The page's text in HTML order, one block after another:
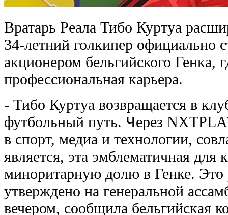
Вратарь Реала Тибо Куртуа
34-летний голкипер официально
акционером бельгийского Генка,
профессиональная карьера.
- Тибо Куртуа возвращается в
футбольный путь. Через
в спорт, медиа и технологии,
является, эта эмблематичная для
миноритарную долю в Генке.
утверждено на генеральной
вечером, сообщила бельгийская